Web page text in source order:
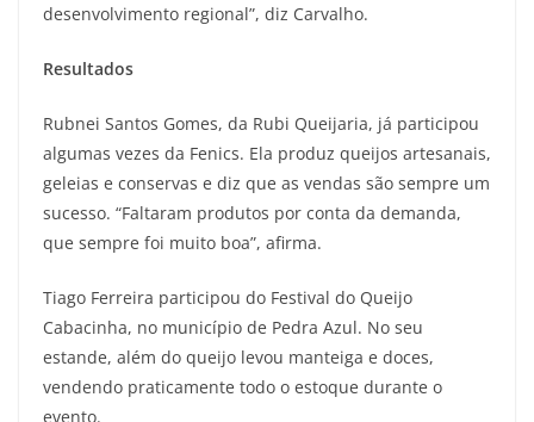
desenvolvimento regional”, diz Carvalho.
Resultados
Rubnei Santos Gomes, da Rubi Queijaria, já participou
algumas vezes da Fenics. Ela produz queijos artesanais,
geleias e conservas e diz que as vendas são sempre um
sucesso. “Faltaram produtos por conta da demanda,
que sempre foi muito boa”, afirma.
Tiago Ferreira participou do Festival do Queijo
Cabacinha, no município de Pedra Azul. No seu
estande, além do queijo levou manteiga e doces,
vendendo praticamente todo o estoque durante o
evento.